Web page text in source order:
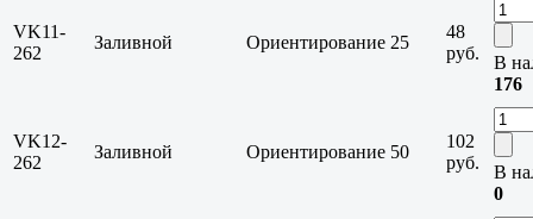
VK11-
262
Заливной Ориентирование 25
48
руб.
В
176
VK12-
262
Заливной Ориентирование 50
102
руб.
В
0